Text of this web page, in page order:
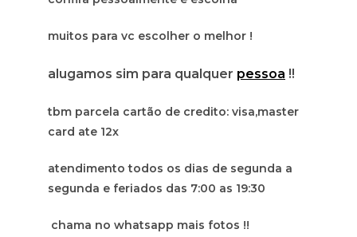
muitos para vc escolher o melhor !
alugamos sim para qualquer pessoa !!
tbm parcela cartão de credito: visa,master
card ate 12x
atendimento todos os dias de segunda a
segunda e feriados das 7:00 as 19:30
chama no whatsapp mais fotos !!